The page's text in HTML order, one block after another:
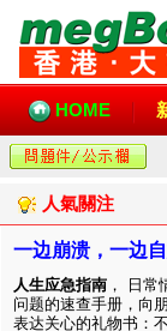
HOME
人氣關注
一边崩溃，一边
人生应急指南 ， 日常
问题的速查手册，向
表达关心的礼物书：